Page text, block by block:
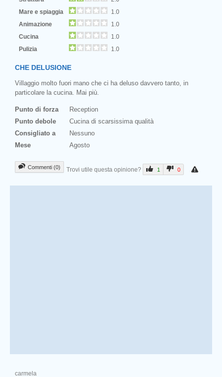
Mare e spiaggia
1.0
Animazione
1.0
Cucina
1.0
Pulizia
1.0
CHE DELUSIONE
Villaggio molto fuori mano che ci ha deluso davvero tanto, in
particolare la cucina. Mai più.
Punto di forza
Reception
Punto debole
Cucina di scarsissima qualità
Consigliato a
Nessuno
Mese
Agosto
Commenti (0) Trovi utile questa opinione? 1 0
carmela